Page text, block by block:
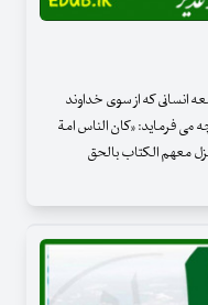
انسانی که از سوی خداوند
می فرماید: «کان الناس امة
معهم الکتاب بالحق